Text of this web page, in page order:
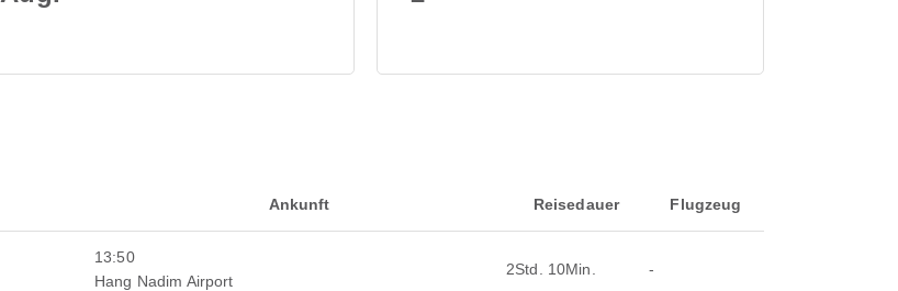
Ankunft Reisedauer Flugzeug
13:50
Hang Nadim Airport
2Std. 10Min. -